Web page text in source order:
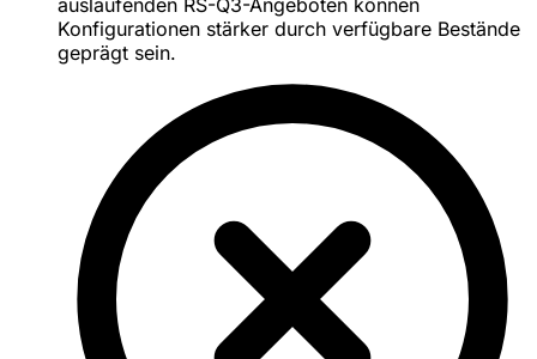
auslaufenden RS-Q3-Angeboten können
Konfigurationen stärker durch verfügbare Bestände
geprägt sein.